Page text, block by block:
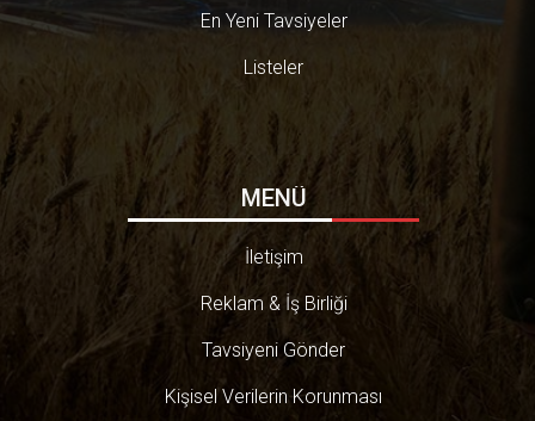
En Yeni Tavsiyeler
Listeler
MENÜ
İletişim
Reklam & İş Birliği
Tavsiyeni Gönder
Kişisel Verilerin Korunması